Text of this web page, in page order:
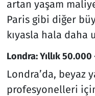
artan yaşam
Paris gibi diğer
kıyasla hala daha
Londra: Yıllık
Londra’da, beyaz
profesyonelleri